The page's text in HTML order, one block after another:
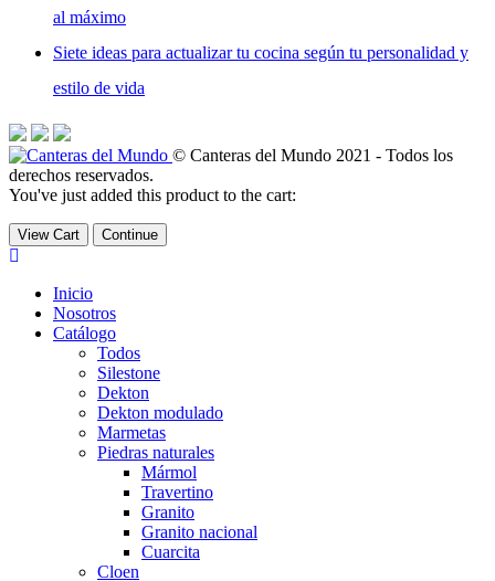
al máximo
Siete ideas para actualizar tu cocina según tu personalidad y
estilo de vida
© Canteras del Mundo 2021 - Todos los
derechos reservados.
You've just added this product to the cart:
View Cart Continue
Inicio
Nosotros
Catálogo
Todos
Silestone
Dekton
Dekton modulado
Marmetas
Piedras naturales
Mármol
Travertino
Granito
Granito nacional
Cuarcita
Cloen